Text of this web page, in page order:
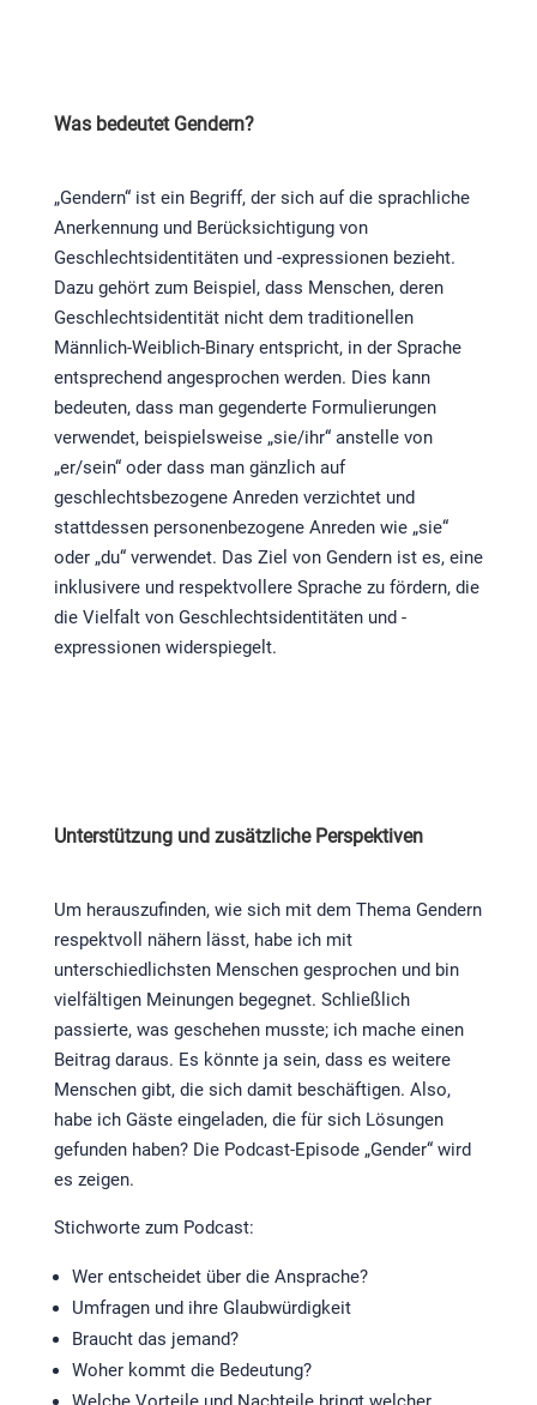
Was bedeutet Gendern?
„Gendern“ ist ein Begriff, der sich auf die sprachliche
Anerkennung und Berücksichtigung von
Geschlechtsidentitäten und -expressionen bezieht.
Dazu gehört zum Beispiel, dass Menschen, deren
Geschlechtsidentität nicht dem traditionellen
Männlich-Weiblich-Binary entspricht, in der Sprache
entsprechend angesprochen werden. Dies kann
bedeuten, dass man gegenderte Formulierungen
verwendet, beispielsweise „sie/ihr“ anstelle von
„er/sein“ oder dass man gänzlich auf
geschlechtsbezogene Anreden verzichtet und
stattdessen personenbezogene Anreden wie „sie“
oder „du“ verwendet. Das Ziel von Gendern ist es, eine
inklusivere und respektvollere Sprache zu fördern, die
die Vielfalt von Geschlechtsidentitäten und -
expressionen widerspiegelt.
Unterstützung und zusätzliche Perspektiven
Um herauszufinden, wie sich mit dem Thema Gendern
respektvoll nähern lässt, habe ich mit
unterschiedlichsten Menschen gesprochen und bin
vielfältigen Meinungen begegnet. Schließlich
passierte, was geschehen musste; ich mache einen
Beitrag daraus. Es könnte ja sein, dass es weitere
Menschen gibt, die sich damit beschäftigen. Also,
habe ich Gäste eingeladen, die für sich Lösungen
gefunden haben? Die Podcast-Episode „Gender“ wird
es zeigen.
Stichworte zum Podcast:
Wer entscheidet über die Ansprache?
Umfragen und ihre Glaubwürdigkeit
Braucht das jemand?
Woher kommt die Bedeutung?